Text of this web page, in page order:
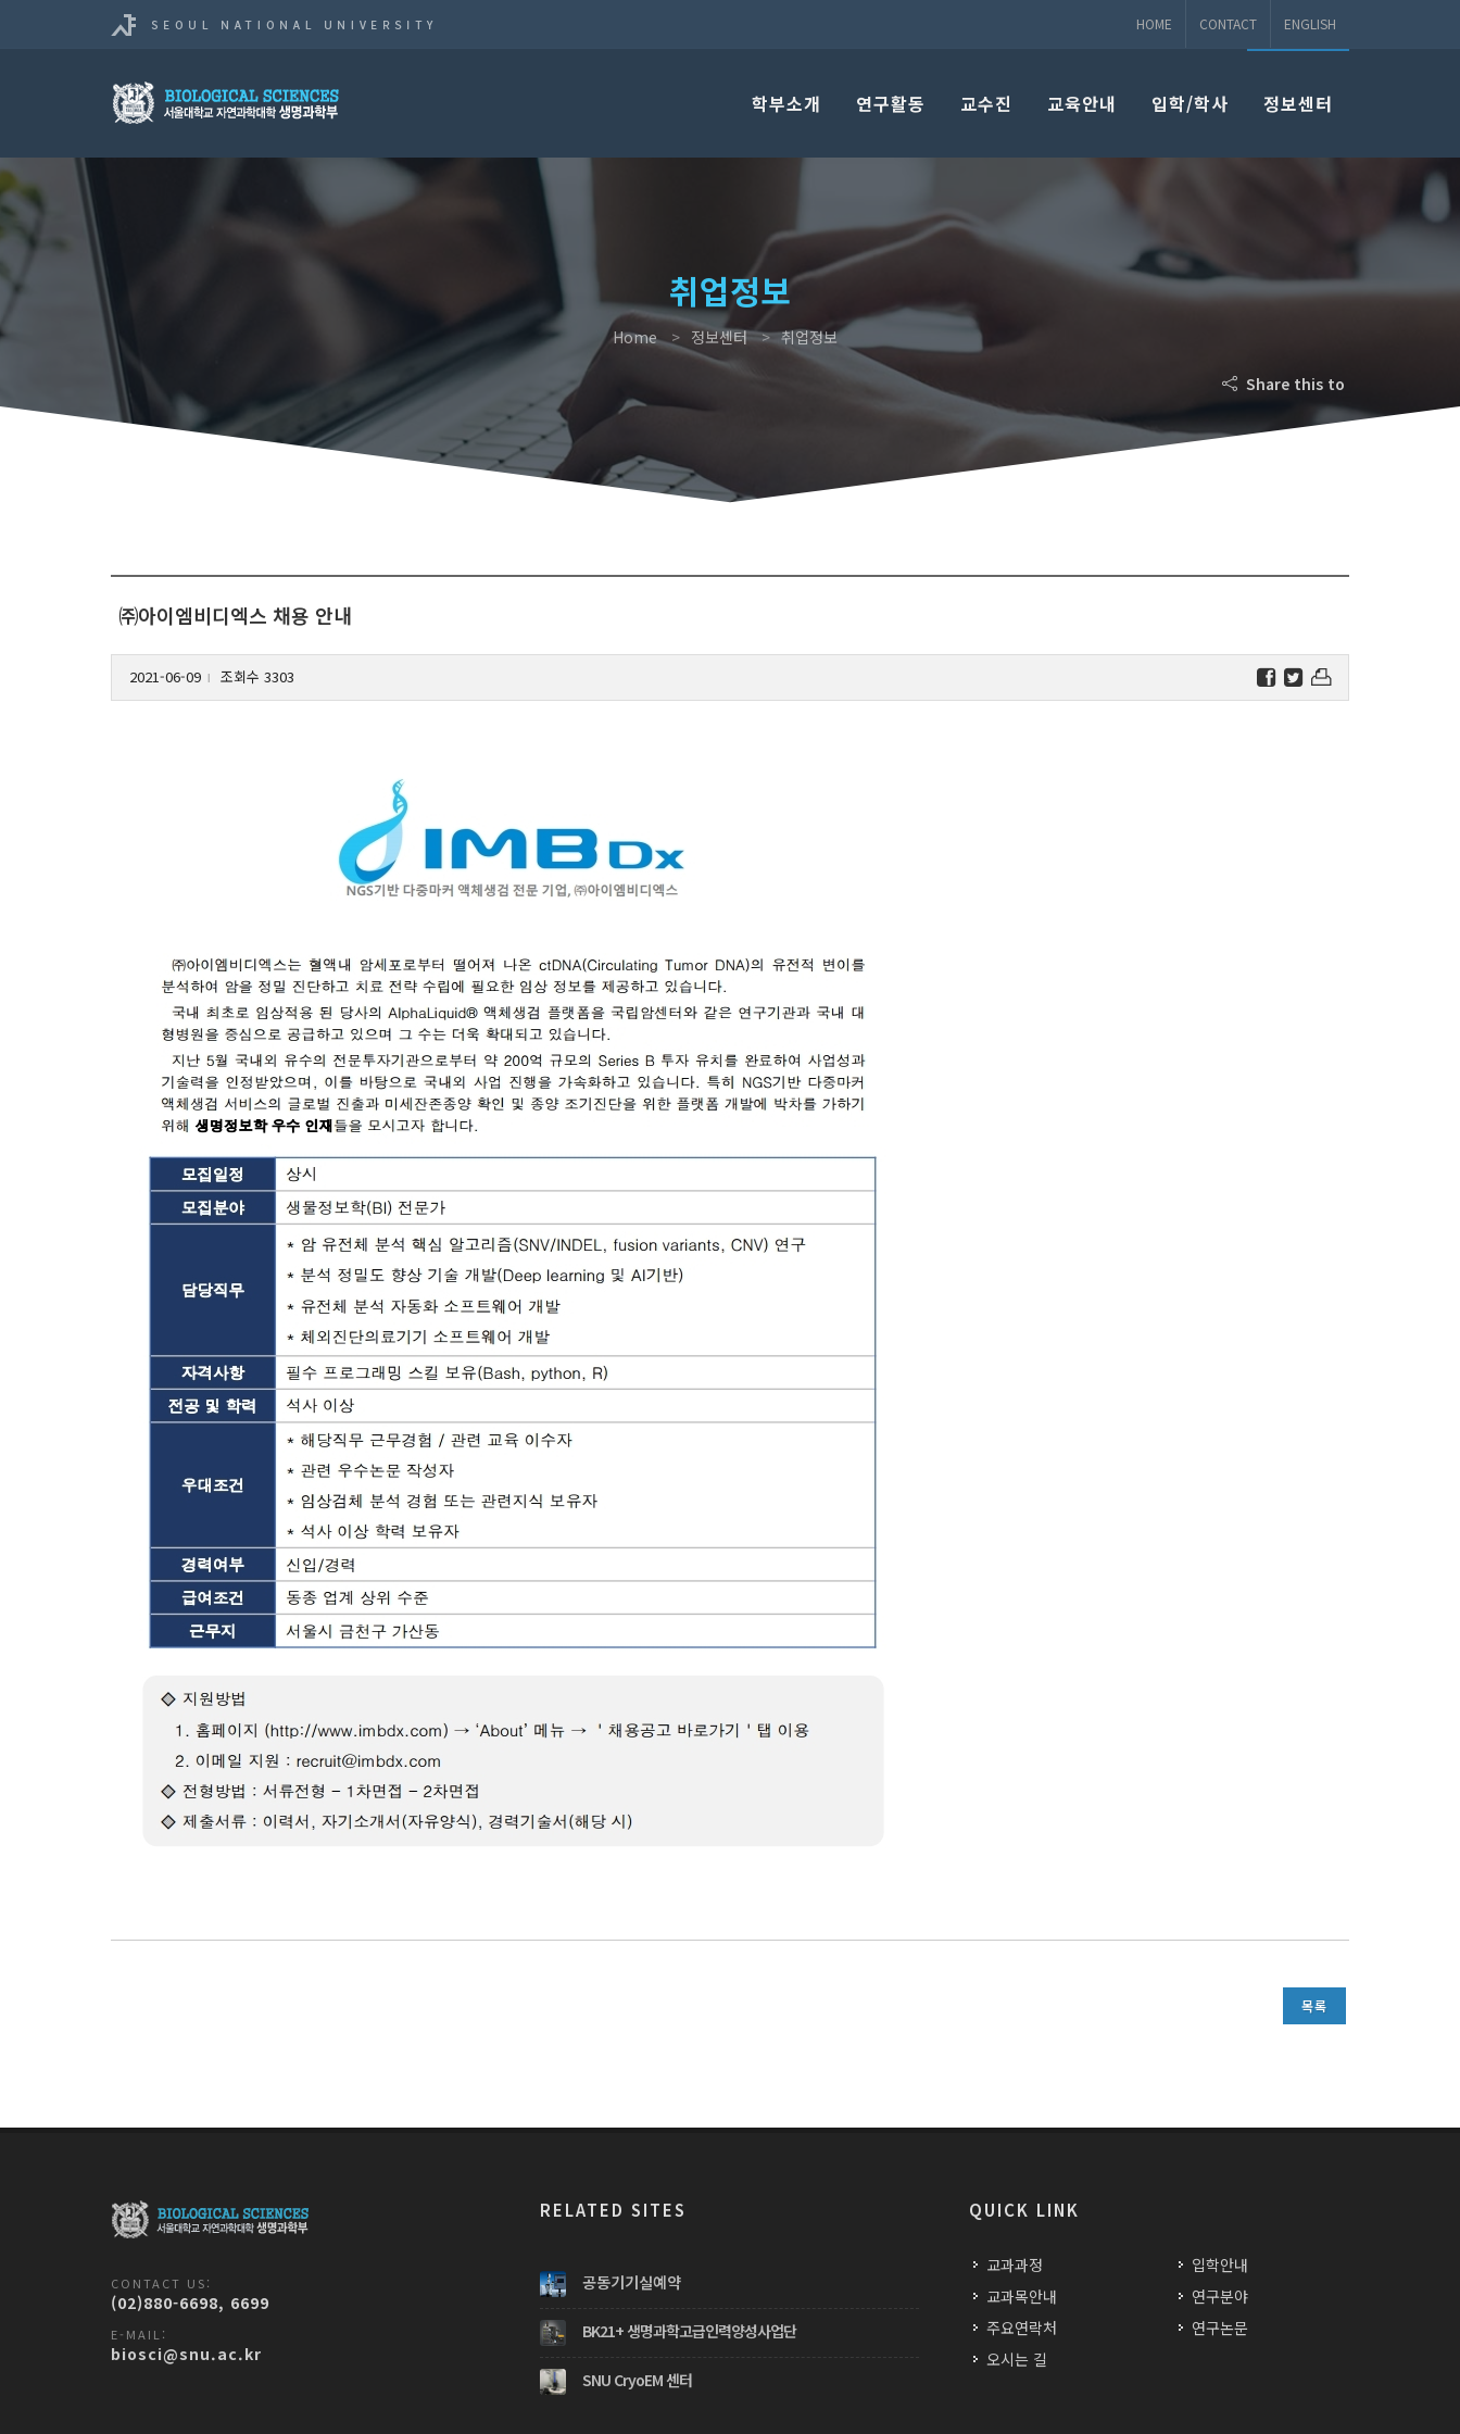
HOME CONTACT ENGLISH
학부소개 연구활동 교수진 교육안내 입학/학사 정보센터
취업정보
Home 정보센터 취업정보
Share this to
㈜아이엠비디엑스 채용 안내
2021-06-09 l 조회수 3303
목록
CONTACT US:
(02)880-6698, 6699
E-MAIL:
biosci@snu.ac.kr
RELATED SITES
공동기기실예약
BK21+ 생명과학고급인력양성사업단
SNU CryoEM 센터
QUICK LINK
교과과정
교과목안내
주요연락처
오시는 길
입학안내
연구분야
연구논문